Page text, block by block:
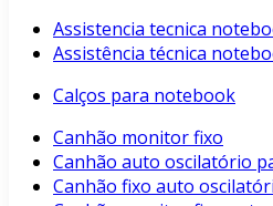
Assistencia tecnica
Assistência técnica
Calços para notebook
Canhão monitor fixo
Canhão auto oscilatório
Canhão fixo auto